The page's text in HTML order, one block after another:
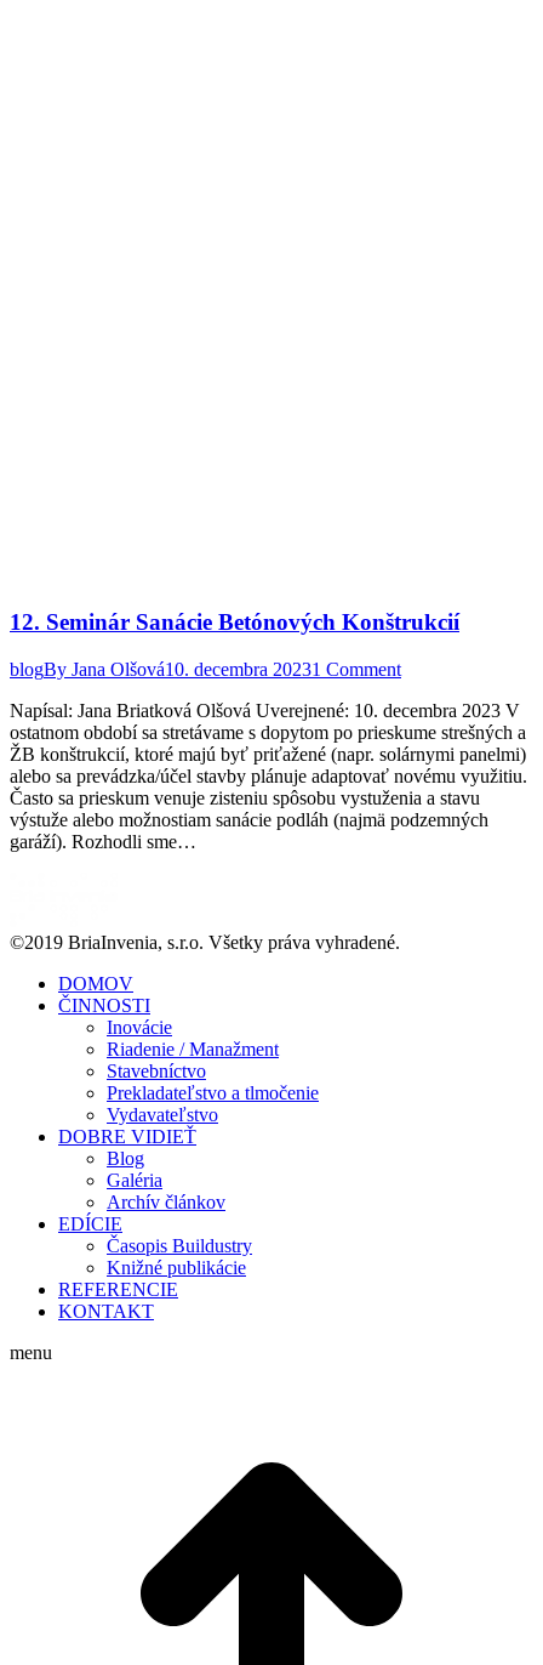
12. Seminár Sanácie Betónových Konštrukcií
blogBy Jana Olšová10. decembra 20231 Comment
Napísal: Jana Briatková Olšová Uverejnené: 10. decembra 2023 V
ostatnom období sa stretávame s dopytom po prieskume strešných a
ŽB konštrukcií, ktoré majú byť priťažené (napr. solárnymi panelmi)
alebo sa prevádzka/účel stavby plánuje adaptovať novému využitiu.
Často sa prieskum venuje zisteniu spôsobu vystuženia a stavu
výstuže alebo možnostiam sanácie podláh (najmä podzemných
garáží). Rozhodli sme…
©2019 BriaInvenia, s.r.o. Všetky práva vyhradené.
DOMOV
ČINNOSTI
Inovácie
Riadenie / Manažment
Stavebníctvo
Prekladateľstvo a tlmočenie
Vydavateľstvo
DOBRE VIDIEŤ
Blog
Galéria
Archív článkov
EDÍCIE
Časopis Buildustry
Knižné publikácie
REFERENCIE
KONTAKT
menu